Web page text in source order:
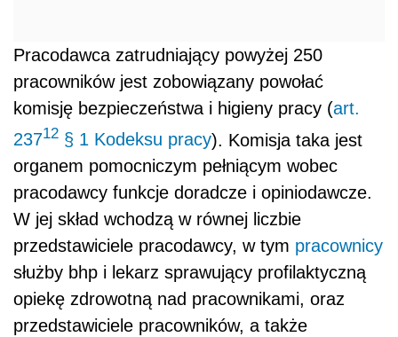
Pracodawca zatrudniający powyżej 250
pracowników jest zobowiązany powołać
komisję bezpieczeństwa i higieny pracy (art.
23712 § 1 Kodeksu pracy). Komisja taka jest
organem pomocniczym pełniącym wobec
pracodawcy funkcje doradcze i opiniodawcze.
W jej skład wchodzą w równej liczbie
przedstawiciele pracodawcy, w tym pracownicy
służby bhp i lekarz sprawujący profilaktyczną
opiekę zdrowotną nad pracownikami, oraz
przedstawiciele pracowników, a także